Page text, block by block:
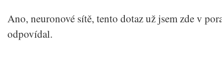
Ano, neuronové sítě, tento dotaz už jsem zde v
odpovídal.